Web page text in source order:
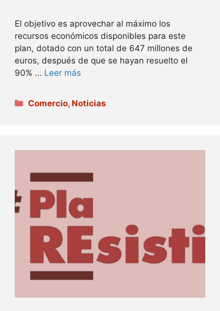
El objetivo es aprovechar al máximo los
recursos económicos disponibles para este
plan, dotado con un total de 647 millones de
euros, después de que se hayan resuelto el
90% … Leer más
Categorías
Comercio, Noticias